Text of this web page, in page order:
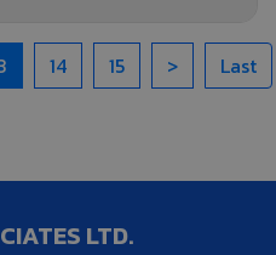
14 15 > Last
LTD.